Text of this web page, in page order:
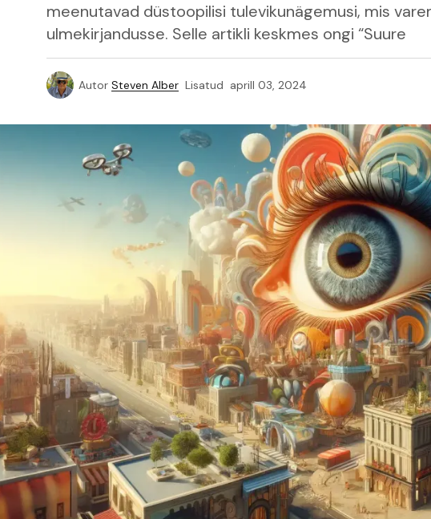
meenutavad düstoopilisi tulevikunägemusi, mis
ulmekirjandusse. Selle artikli keskmes ongi “Suure
Autor Steven Alber Lisatud aprill 03, 2024